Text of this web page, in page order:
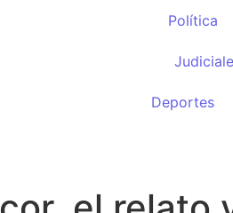
Política
Deportes